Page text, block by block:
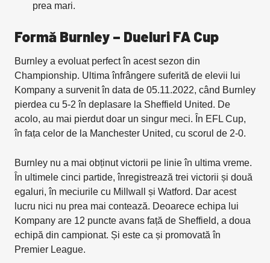
prea mari.
Formă Burnley – Dueluri FA Cup
Burnley a evoluat perfect în acest sezon din
Championship. Ultima înfrângere suferită de elevii lui
Kompany a survenit în data de 05.11.2022, când Burnley
pierdea cu 5-2 în deplasare la Sheffield United. De
acolo, au mai pierdut doar un singur meci. În EFL Cup,
în fața celor de la Manchester United, cu scorul de 2-0.
Burnley nu a mai obținut victorii pe linie în ultima vreme.
În ultimele cinci partide, înregistrează trei victorii și două
egaluri, în meciurile cu Millwall și Watford. Dar acest
lucru nici nu prea mai contează. Deoarece echipa lui
Kompany are 12 puncte avans față de Sheffield, a doua
echipă din campionat. Și este ca și promovată în
Premier League.